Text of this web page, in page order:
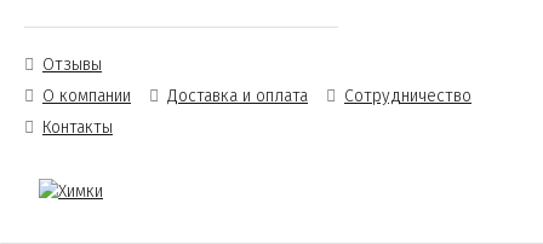
Отзывы
О компании
Доставка и оплата
Сотрудничество
Контакты